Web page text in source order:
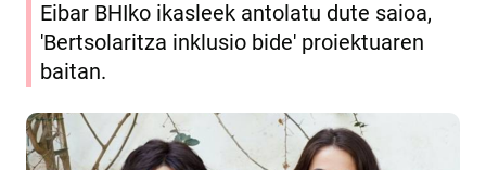
Eibar BHIko ikasleek antolatu dute saioa,
'Bertsolaritza inklusio bide' proiektuaren
baitan.